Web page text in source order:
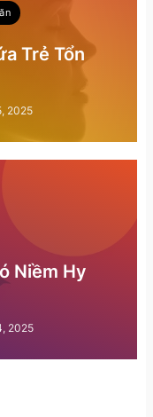
Trẻ Tổn
2025
Niềm Hy
2025